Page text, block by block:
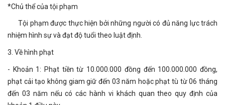
*Chủ thể của tội phạm
Tội phạm được thực hiện bởi những người có đủ năng lực trách
nhiệm hình sự và đạt độ tuổi theo luật định.
3. Về hình phạt
- Khoản 1: Phạt tiền từ 10.000.000 đồng đến 100.000.000 đồng,
phạt cải tạo không giam giữ đến 03 năm hoặc phạt tù từ 06 tháng
đến 03 năm nếu có các hành vi khách quan theo quy định của